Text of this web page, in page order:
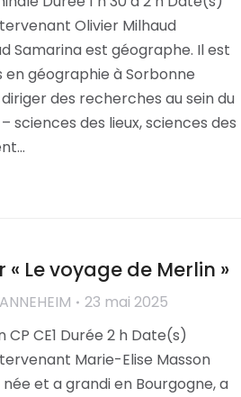
Olivier Milhaud
Samarina est géographe. Il est
géographie à Sorbonne
des recherches au sein du
sciences des lieux, sciences des
Le voyage de Merlin »
23 mai 2025
CE1 Durée 2 h Date(s)
Marie-Elise Masson
et a grandi en Bourgogne, a